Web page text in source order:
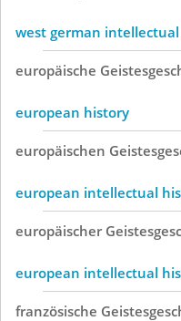
west german
europäische
european history
europäischen
european intellectual
europäischer
european intellectual
französische